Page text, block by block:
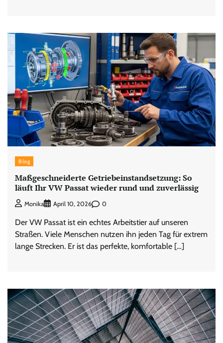
Blog
Maßgeschneiderte Getriebeinstandsetzung: So
läuft Ihr VW Passat wieder rund und zuverlässig
Monika April 10, 2026 0
Der VW Passat ist ein echtes Arbeitstier auf unseren
Straßen. Viele Menschen nutzen ihn jeden Tag für extrem
lange Strecken. Er ist das perfekte, komfortable […]